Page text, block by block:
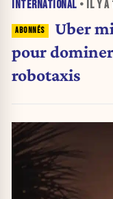
INTERNATIONAL • IL Y A
Uber
pour
robotaxis